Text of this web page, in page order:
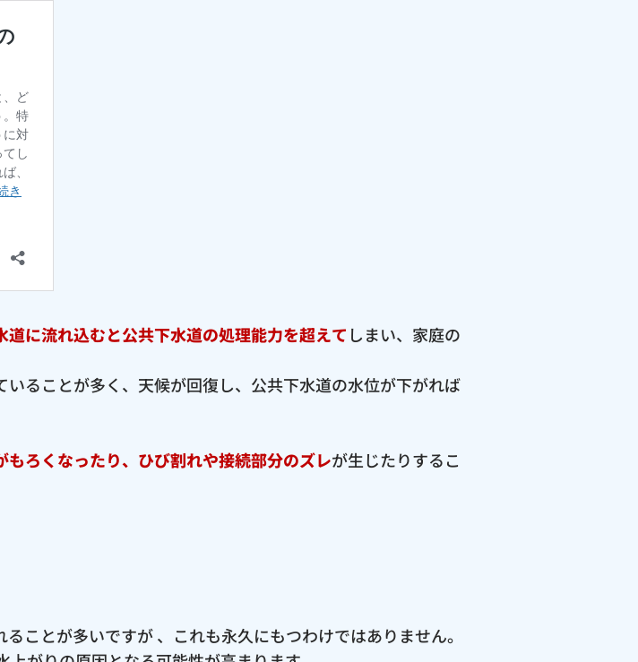
道に流れ込むと公共下水道の処理能力を超えて しまい、家庭の
ることが多く、天候が回復し、公共下水道の水位が下がれば
もろくなったり、ひび割れや接続部分のズレが生じたりするこ
ことが多いですが 、これも永久にもつわけではありません。